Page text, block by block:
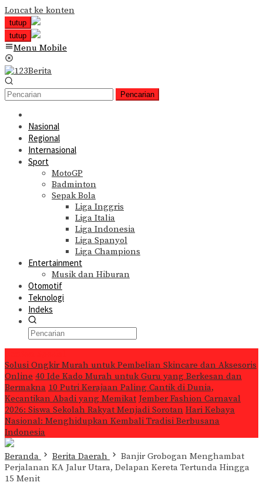
Loncat ke konten
tutup
tutup
Menu Mobile
Pencarian
Nasional
Regional
Internasional
Sport
MotoGP
Badminton
Sepak Bola
Liga Inggris
Liga Italia
Liga Indonesia
Liga Spanyol
Liga Champions
Entertainment
Musik dan Hiburan
Otomotif
Teknologi
Indeks
Solusi Ongkir Murah untuk Pembelian Skincare dan Aksesoris
Online 40 Ide Kado Murah untuk Guru yang Berkesan dan
Bermakna 10 Putri Kerajaan Paling Cantik di Dunia,
Kecantikan Abadi yang Memikat Jember Fashion Carnaval
2026: Siswa Sekolah Rakyat Menjadi Sorotan Hari Kebaya
Nasional: Menghidupkan Kembali Tradisi Berbusana
Indonesia
Beranda Berita Daerah
Banjir Grobogan Menghambat
Perjalanan KA Jalur Utara, Delapan Kereta Tertunda Hingga
15 Menit